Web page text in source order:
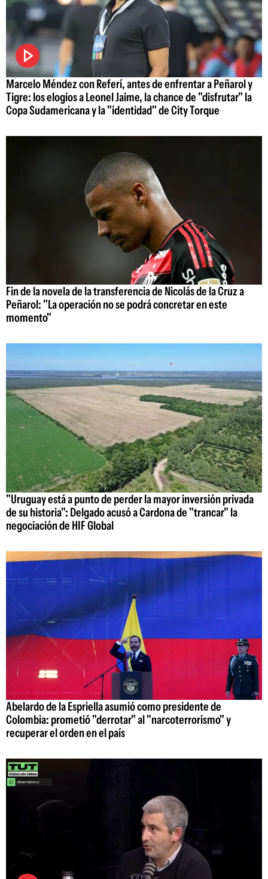
Marcelo Méndez con Referí, antes de enfrentar a Peñarol y
Tigre: los elogios a Leonel Jaime, la chance de "disfrutar" la
Copa Sudamericana y la "identidad" de City Torque
Fin de la novela de la transferencia de Nicolás de la Cruz a
Peñarol: "La operación no se podrá concretar en este
momento"
"Uruguay está a punto de perder la mayor inversión privada
de su historia": Delgado acusó a Cardona de "trancar" la
negociación de HIF Global
Abelardo de la Espriella asumió como presidente de
Colombia: prometió "derrotar" al "narcoterrorismo" y
recuperar el orden en el país